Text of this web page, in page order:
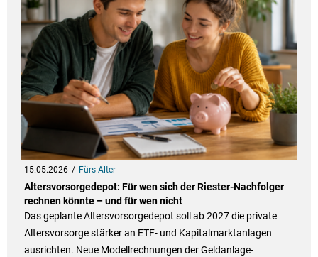
15.05.2026 Fürs Alter
Altersvorsorgedepot: Für wen sich der Riester-Nachfolger
rechnen könnte – und für wen nicht
Das geplante Altersvorsorgedepot soll ab 2027 die private
Altersvorsorge stärker an ETF- und Kapitalmarktanlagen
ausrichten. Neue Modellrechnungen der Geldanlage-